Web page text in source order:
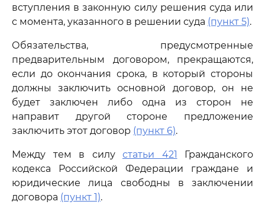
вступления в законную силу решения суда или
с момента, указанного в решении суда (пункт 5).
Обязательства, предусмотренные
предварительным договором, прекращаются,
если до окончания срока, в который стороны
должны заключить основной договор, он не
будет заключен либо одна из сторон не
направит другой стороне предложение
заключить этот договор (пункт 6).
Между тем в силу статьи 421 Гражданского
кодекса Российской Федерации граждане и
юридические лица свободны в заключении
договора (пункт 1).